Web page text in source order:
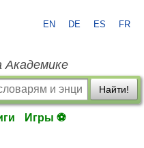
EN DE ES FR
Академике
Найти!
Игры ⚽